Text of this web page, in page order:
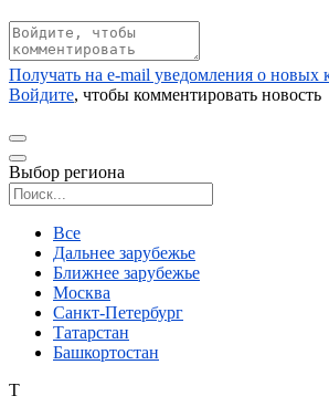
Получать на e‑mail уведомления о новых
Войдите, чтобы комментировать новость
Выбор региона
Все
Дальнее зарубежье
Ближнее зарубежье
Москва
Санкт-Петербург
Татарстан
Башкортостан
Т